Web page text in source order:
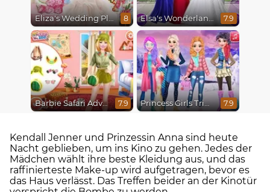
Eliza's Wedding Planner 8 Elsa's Wonderland Wedding 7.9
Barbie Safari Adventure 7.9 Princess Girls Trip To Aspen 7.9
Kendall Jenner und Prinzessin Anna sind heute
Nacht geblieben, um ins Kino zu gehen. Jedes der
Mädchen wählt ihre beste Kleidung aus, und das
raffinierteste Make-up wird aufgetragen, bevor es
das Haus verlässt. Das Treffen beider an der Kinotür